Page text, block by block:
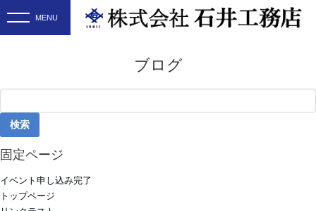
ブログ
索:
固定ページ
イベント申し込み完了
トップページ